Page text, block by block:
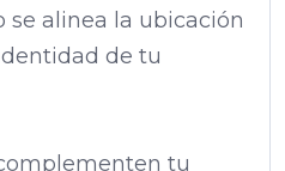
se alinea la ubicación
de tu
tu